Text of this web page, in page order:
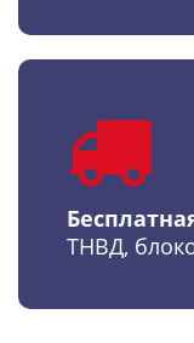
ТНВД,